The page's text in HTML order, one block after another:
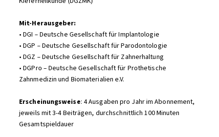
Mit-Herausgeber:
• DGI – Deutsche Gesellschaft für Implantologie
• DGP – Deutsche Gesellschaft für Parodontologie
• DGZ – Deutsche Gesellschaft für Zahnerhaltung
• DGPro – Deutsche Gesellschaft für Prothetische
Zahnmedizin und Biomaterialien e.V.
Erscheinungsweise: 4 Ausgaben pro Jahr im Abonnement,
jeweils mit 3-4 Beiträgen, durchschnittlich 100 Minuten
Gesamtspieldauer